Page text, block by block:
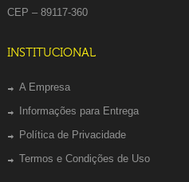
CEP – 89117-360
INSTITUCIONAL
A Empresa
Informações para Entrega
Política de Privacidade
Termos e Condições de Uso